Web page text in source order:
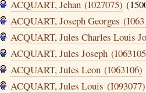
ACQUART, Jehan (I027075)
ACQUART, Joseph Georges
ACQUART, Jules Charles Louis
ACQUART, Jules Joseph
ACQUART, Jules Leon (I063106)
ACQUART, Jules Louis (I093077)